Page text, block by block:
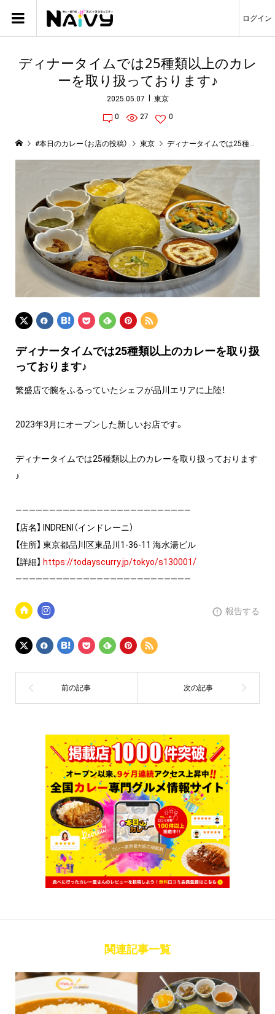
ログイン
ディナータイムでは25種類以上のカレ
ーを取り扱っております♪
2025.05.07 東京
0 27 0
#本日のカレー（お店の投稿） 東京 ディナータイムでは25種類以上のカレーを取り扱っております♪
ディナータイムでは25種類以上のカレーを取り扱
っております♪
繁盛店で腕をふるっていたシェフが品川エリアに上陸！
2023年3月にオープンした新しいお店です。
ディナータイムでは25種類以上のカレーを取り扱っております
♪
——————————————————————————
【店名】 INDRENI（インドレーニ）
【住所】 東京都品川区東品川1-36-11 海水湯ビル
【詳細】 https://todayscurry.jp/tokyo/s130001/
——————————————————————————
報告する
関連記事一覧